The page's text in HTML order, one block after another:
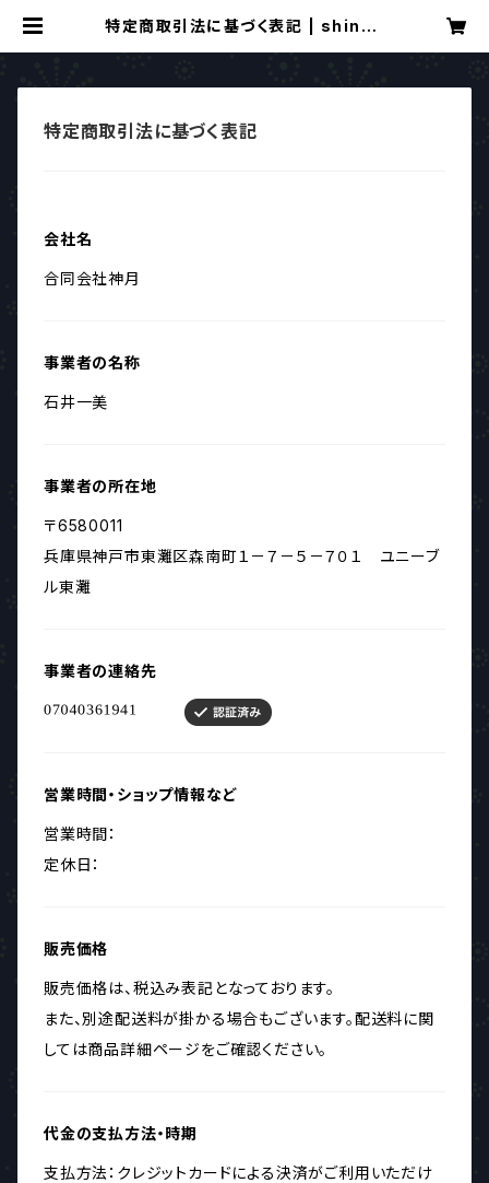
特定商取引法に基づく表記 | shinge
特定商取引法に基づく表記
会社名
合同会社神月
事業者の名称
石井一美
事業者の所在地
〒6580011
兵庫県神戸市東灘区森南町１－７－５－７０１ ユニーブ
ル東灘
事業者の連絡先
営業時間・ショップ情報など
営業時間：
定休日：
販売価格
販売価格は、税込み表記となっております。
また、別途配送料が掛かる場合もございます。配送料に関
しては商品詳細ページをご確認ください。
代金の支払方法・時期
支払方法：クレジットカードによる決済がご利用いただけ